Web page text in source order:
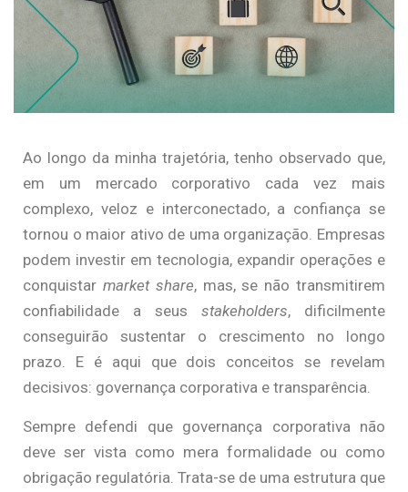
Ao longo da minha trajetória, tenho observado que,
em um mercado corporativo cada vez mais
complexo, veloz e interconectado, a confiança se
tornou o maior ativo de uma organização. Empresas
podem investir em tecnologia, expandir operações e
conquistar market share, mas, se não transmitirem
confiabilidade a seus stakeholders, dificilmente
conseguirão sustentar o crescimento no longo
prazo. E é aqui que dois conceitos se revelam
decisivos: governança corporativa e transparência.
Sempre defendi que governança corporativa não
deve ser vista como mera formalidade ou como
obrigação regulatória. Trata-se de uma estrutura que